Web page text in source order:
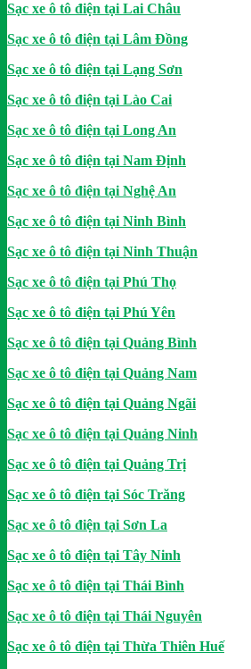
Sạc xe ô tô điện tại Lai Châu
Sạc xe ô tô điện tại Lâm Đồng
Sạc xe ô tô điện tại Lạng Sơn
Sạc xe ô tô điện tại Lào Cai
Sạc xe ô tô điện tại Long An
Sạc xe ô tô điện tại Nam Định
Sạc xe ô tô điện tại Nghệ An
Sạc xe ô tô điện tại Ninh Bình
Sạc xe ô tô điện tại Ninh Thuận
Sạc xe ô tô điện tại Phú Thọ
Sạc xe ô tô điện tại Phú Yên
Sạc xe ô tô điện tại Quảng Bình
Sạc xe ô tô điện tại Quảng Nam
Sạc xe ô tô điện tại Quảng Ngãi
Sạc xe ô tô điện tại Quảng Ninh
Sạc xe ô tô điện tại Quảng Trị
Sạc xe ô tô điện tại Sóc Trăng
Sạc xe ô tô điện tại Sơn La
Sạc xe ô tô điện tại Tây Ninh
Sạc xe ô tô điện tại Thái Bình
Sạc xe ô tô điện tại Thái Nguyên
Sạc xe ô tô điện tại Thừa Thiên Huế